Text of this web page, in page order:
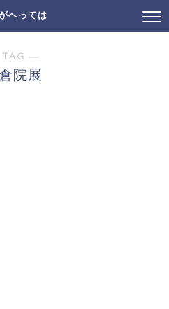
へっては
―
院展